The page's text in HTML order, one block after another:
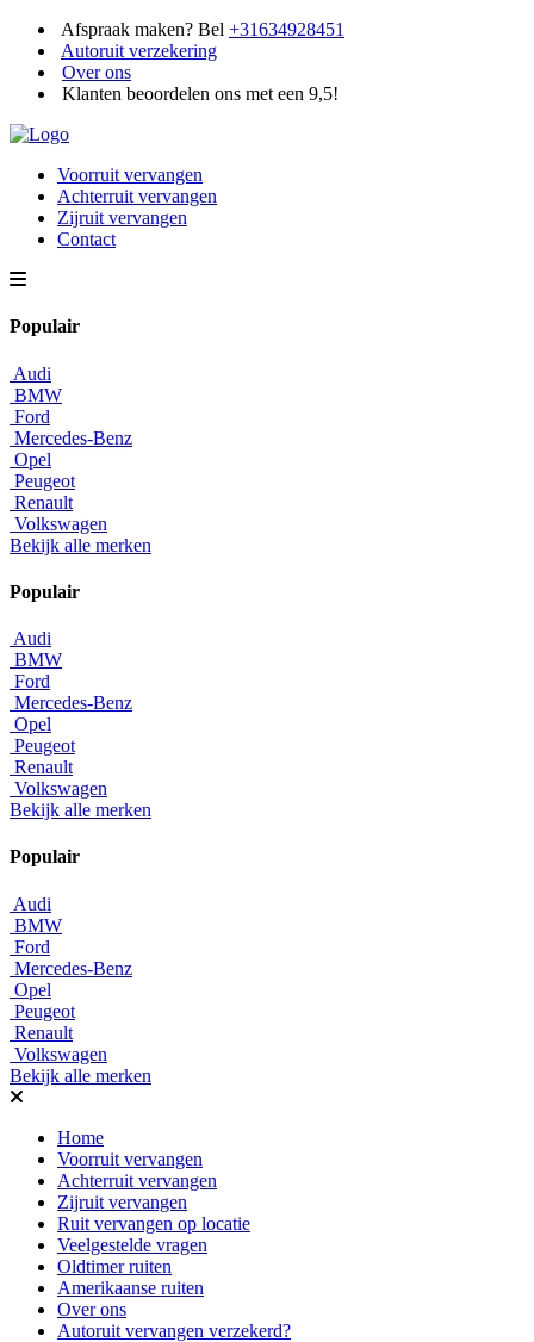
Afspraak maken? Bel +31634928451
Autoruit verzekering
Over ons
Klanten beoordelen ons met een 9,5!
Voorruit vervangen
Achterruit vervangen
Zijruit vervangen
Contact
Populair
Audi
BMW
Ford
Mercedes-Benz
Opel
Peugeot
Renault
Volkswagen
Bekijk alle merken
Populair
Audi
BMW
Ford
Mercedes-Benz
Opel
Peugeot
Renault
Volkswagen
Bekijk alle merken
Populair
Audi
BMW
Ford
Mercedes-Benz
Opel
Peugeot
Renault
Volkswagen
Bekijk alle merken
Home
Voorruit vervangen
Achterruit vervangen
Zijruit vervangen
Ruit vervangen op locatie
Veelgestelde vragen
Oldtimer ruiten
Amerikaanse ruiten
Over ons
Autoruit vervangen verzekerd?